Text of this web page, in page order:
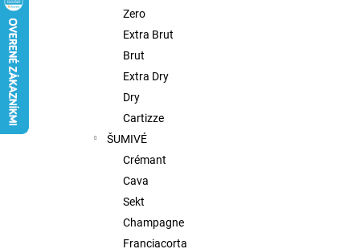
Zero
Extra Brut
Brut
Extra Dry
Dry
Cartizze
ŠUMIVÉ
Crémant
Cava
Sekt
Champagne
Franciacorta